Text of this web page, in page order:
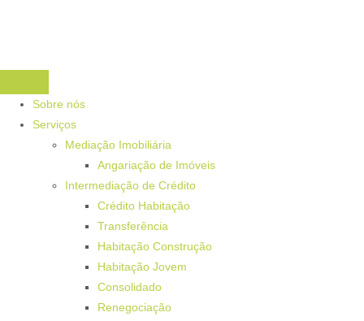
Sobre nós
Serviços
Mediação Imobiliária
Angariação de Imóveis
Intermediação de Crédito
Crédito Habitação
Transferência
Habitação Construção
Habitação Jovem
Consolidado
Renegociação